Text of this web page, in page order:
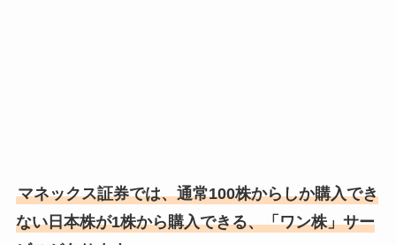
マネックス証券では、通常100株からしか購入でき
ない日本株が1株から購入できる、「ワン株」サー